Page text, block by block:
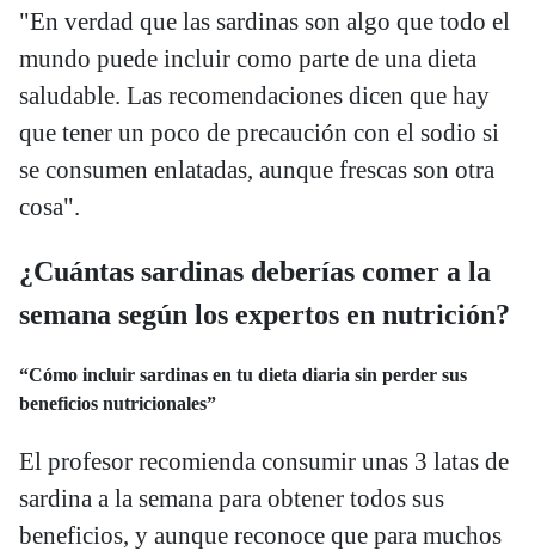
"En verdad que las sardinas son algo que todo el
mundo puede incluir como parte de una dieta
saludable. Las recomendaciones dicen que hay
que tener un poco de precaución con el sodio si
se consumen enlatadas, aunque frescas son otra
cosa".
¿Cuántas sardinas deberías comer a la
semana según los expertos en nutrición?
“Cómo incluir sardinas en tu dieta diaria sin perder sus
beneficios nutricionales”
El profesor recomienda consumir unas 3 latas de
sardina a la semana para obtener todos sus
beneficios, y aunque reconoce que para muchos